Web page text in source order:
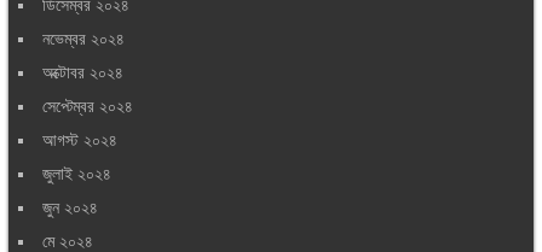
ডিসেম্বর ২০২৪
নভেম্বর ২০২৪
অক্টোবর ২০২৪
সেপ্টেম্বর ২০২৪
আগস্ট ২০২৪
জুলাই ২০২৪
জুন ২০২৪
মে ২০২৪